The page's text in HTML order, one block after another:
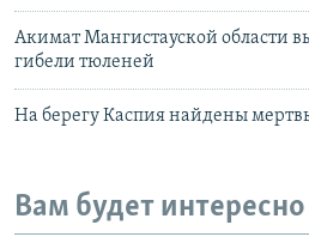
Акимат Мангистауской области
гибели тюленей
На берегу Каспия найдены
Вам будет интересно